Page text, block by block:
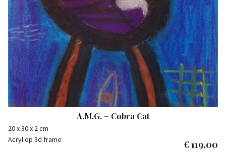
A.M.G. – Cobra Cat
20 x 30 x 2 cm
Acryl op 3d frame
€119,00